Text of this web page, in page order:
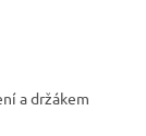
a držákem